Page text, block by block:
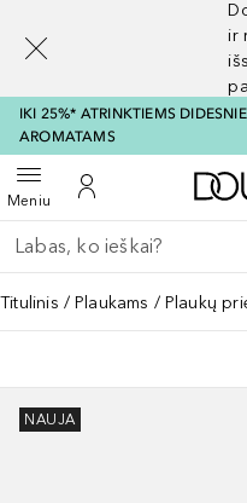
ir
IKI 25%* ATRINKTIEMS
AROMATAMS
MeniuAtidaryti meniuĮ mano paskyrą
Grįžk atgal
Vykdykite paiešką
Titulinis Plaukams Plaukų
NAUJA